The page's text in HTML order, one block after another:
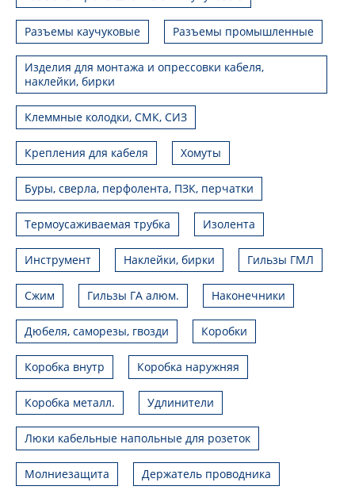
Разъемы каучуковые Разъемы промышленные
Изделия для монтажа и опрессовки кабеля,
наклейки, бирки
Клеммные колодки, СМК, СИЗ
Крепления для кабеля Хомуты
Буры, сверла, перфолента, ПЗК, перчатки
Термоусаживаемая трубка Изолента
Инструмент Наклейки, бирки Гильзы ГМЛ
Сжим Гильзы ГА алюм. Наконечники
Дюбеля, саморезы, гвозди Коробки
Коробка внутр Коробка наружняя
Коробка металл. Удлинители
Люки кабельные напольные для розеток
Молниезащита Держатель проводника